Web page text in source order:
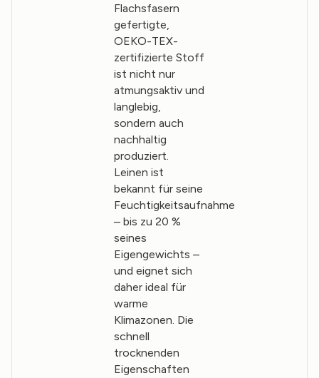
Flachsfasern
gefertigte,
OEKO-TEX-
zertifizierte Stoff
ist nicht nur
atmungsaktiv und
langlebig,
sondern auch
nachhaltig
produziert.
Leinen ist
bekannt für seine
Feuchtigkeitsaufnahme
– bis zu 20 %
seines
Eigengewichts –
und eignet sich
daher ideal für
warme
Klimazonen. Die
schnell
trocknenden
Eigenschaften